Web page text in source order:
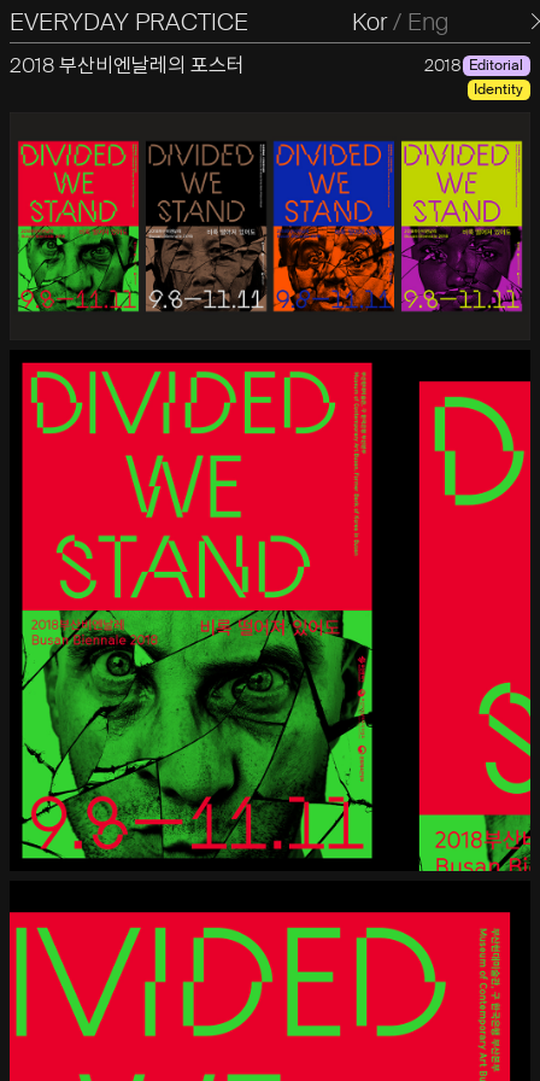
EVERYDAY PRACTICE
일상의실천 Kor/ Eng
2018 부산비엔날레의 포스터 2018 Editorial
Identity
번 2018부산비엔날레의 주제의식을 관통하기